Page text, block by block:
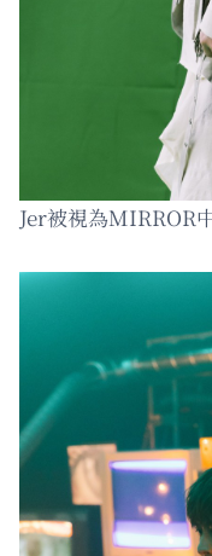
Jer被視為MIRROR